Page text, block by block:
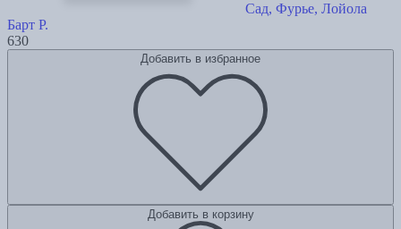
Сад, Фурье, Лойола
Барт Р.
630
Добавить в избранное
Добавить в корзину